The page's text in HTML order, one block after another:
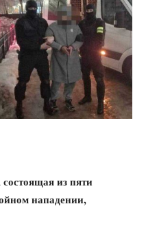
из пяти
нападении,